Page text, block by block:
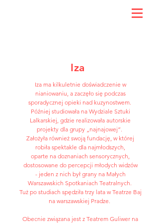
Iza
Iza ma kilkuletnie doświadczenie w
nianiowaniu, a zaczęło się podczas
sporadycznej opieki nad kuzynostwem.
Później studiowała na Wydziale Sztuki
Lalkarskiej, gdzie realizowała autorskie
projekty dla grupy „najnajowej”.
Założyła również swoją fundację, w której
robiła spektakle dla najmłodszych,
oparte na doznaniach sensorycznych,
dostosowane do percepcji młodych widzów
- jeden z nich był grany na Małych
Warszawskich Spotkaniach Teatralnych.
Tuż po studiach spędziła trzy lata w Teatrze Baj
na warszawskiej Pradze.
Obecnie związana jest z Teatrem Guliwer na